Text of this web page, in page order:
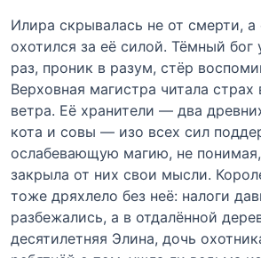
Илира скрывалась не от смерти, а
охотился за её силой. Тёмный бог
раз, проник в разум, стёр
Верховная магистра читала
ветра. Её хранители — два
кота и совы — изо всех сил
ослабевающую магию, не
закрыла от них свои мысли.
тоже дряхлело без неё: налоги
разбежались, а в отдалённой
десятилетняя Элина, дочь